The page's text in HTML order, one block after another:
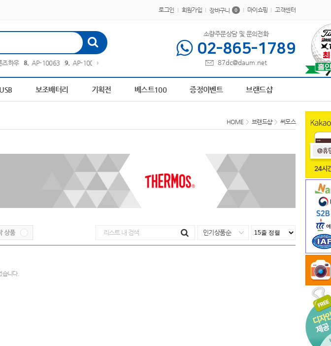
로그인 회원가입 장바구니 0 마이쇼핑 고객센터
즈하우스8 AP-100638 9 AP-100616 AP-100239 3 AP-100194 4 AP-100611 피트 텀
소량주문상담 및 문의전화
02-865-1789
87dc@daum.net
USB 보조배터리 기획전 베스트100 증정이벤트 브랜드샵
HOME > 브랜드샵 > 써모스
인기상품순
습니다.